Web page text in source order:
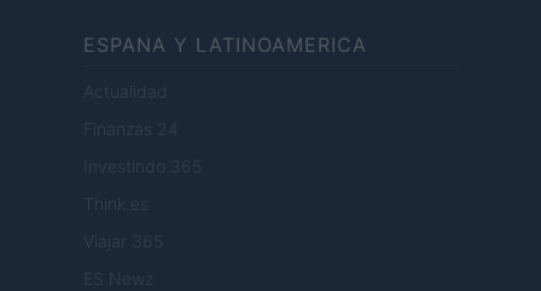
ESPANA Y LATINOAMERICA
Actualidad
Finanzas 24
Investindo 365
Think.es
Viajar 365
ES Newz